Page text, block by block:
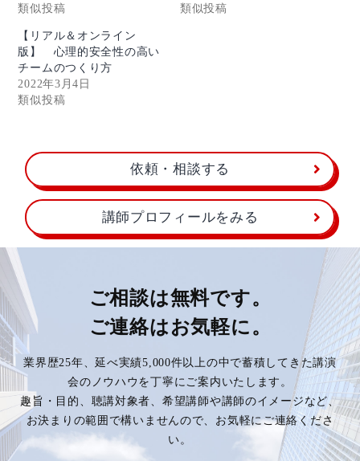
類似投稿
類似投稿
【リアル＆オンライン
版】 心理的安全性の高い
チームのつくり方
2022年3月4日
類似投稿
依頼・相談する
講師プロフィールをみる
ご相談は無料です。
ご連絡はお気軽に。
業界歴25年、延べ実績5,000件以上の中で蓄積してきた講演
会のノウハウを丁寧にご案内いたします。
趣旨・目的、聴講対象者、希望講師や講師のイメージなど、
お決まりの範囲で構いませんので、お気軽にご連絡くださ
い。